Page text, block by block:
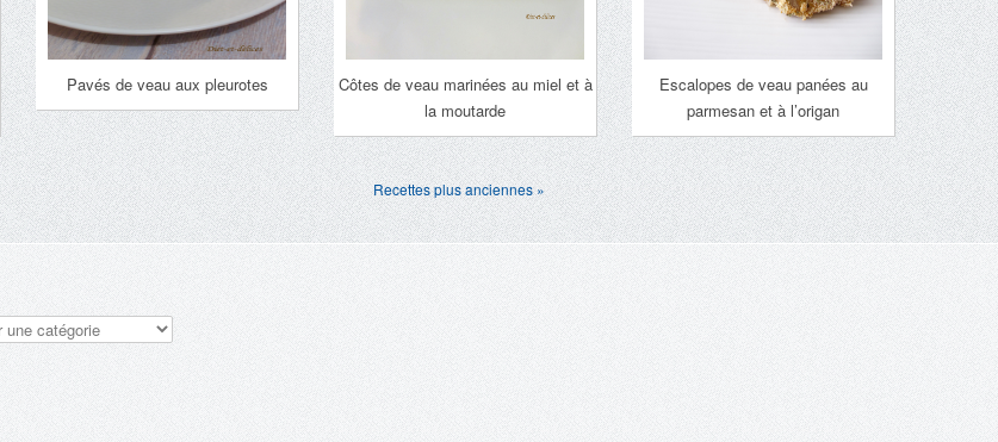
Pavés de veau aux pleurotes
Côtes de veau marinées au miel et à
la moutarde
Escalopes de veau panées au
parmesan et à l’origan
Recettes plus anciennes »